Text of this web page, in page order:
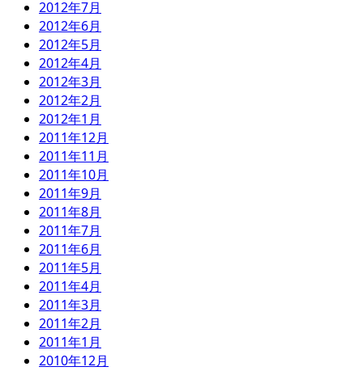
2012年7月
2012年6月
2012年5月
2012年4月
2012年3月
2012年2月
2012年1月
2011年12月
2011年11月
2011年10月
2011年9月
2011年8月
2011年7月
2011年6月
2011年5月
2011年4月
2011年3月
2011年2月
2011年1月
2010年12月